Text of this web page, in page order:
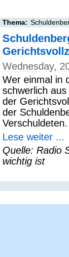
Thema:
Wednesday,
Wer einmal in
schwerlich
der
der
Verschuldeten.
Lese weiter ...
Quelle: Radio
wichtig ist